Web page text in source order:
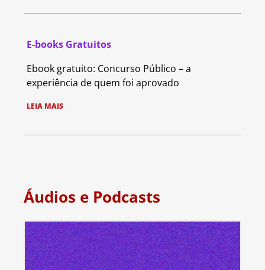
E-books Gratuitos
Ebook gratuito: Concurso Público – a
experiência de quem foi aprovado
LEIA MAIS
Áudios e Podcasts